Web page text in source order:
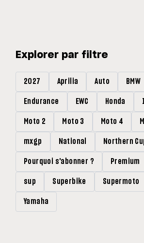
Explorer par filtre
2027 Aprilia Auto BMW
Endurance EWC Honda
Moto 2 Moto 3 Moto 4
mxgp National Northern
Pourquoi s'abonner ? Premium
sup Superbike Supermoto
Yamaha